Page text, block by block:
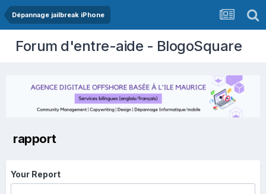
Dépannage jailbreak iPhone
Forum d'entre-aide - BlogoSquare
rapport
Your Report